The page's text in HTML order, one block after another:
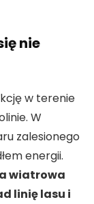
nie
w terenie
W
zalesionego
energii.
wiatrowa
linię lasu i